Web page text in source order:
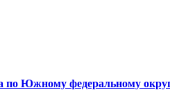
по Южному федеральному